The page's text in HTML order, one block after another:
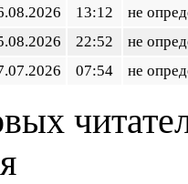
13:12
не
22:52
не
07:54 не